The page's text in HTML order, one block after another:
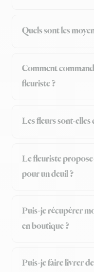
Quels sont les
Comment
fleuriste ?
Les fleurs sont-elles
Le fleuriste
pour un deuil ?
Puis-je récupérer
en boutique ?
Puis-je faire livrer